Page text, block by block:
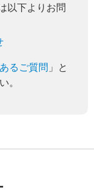
以下よりお問
るご質問 」と
。